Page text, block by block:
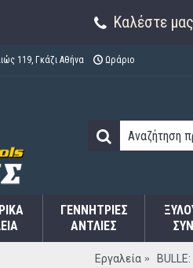
Καλέστε
119, Γκάζι Αθήνα Ωράριο
ΓΕΝΝΉΤΡΙΕΣ
ΑΝΤΛΊΕΣ
Εργαλεία